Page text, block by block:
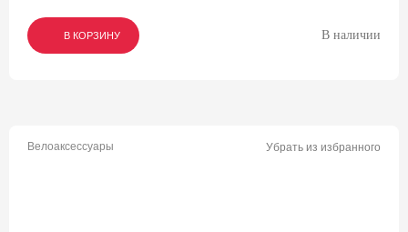
В КОРЗИНУ
В КОРЗИНУ
В КОРЗИНУ В наличии
Велоаксессуары Убрать из избранного